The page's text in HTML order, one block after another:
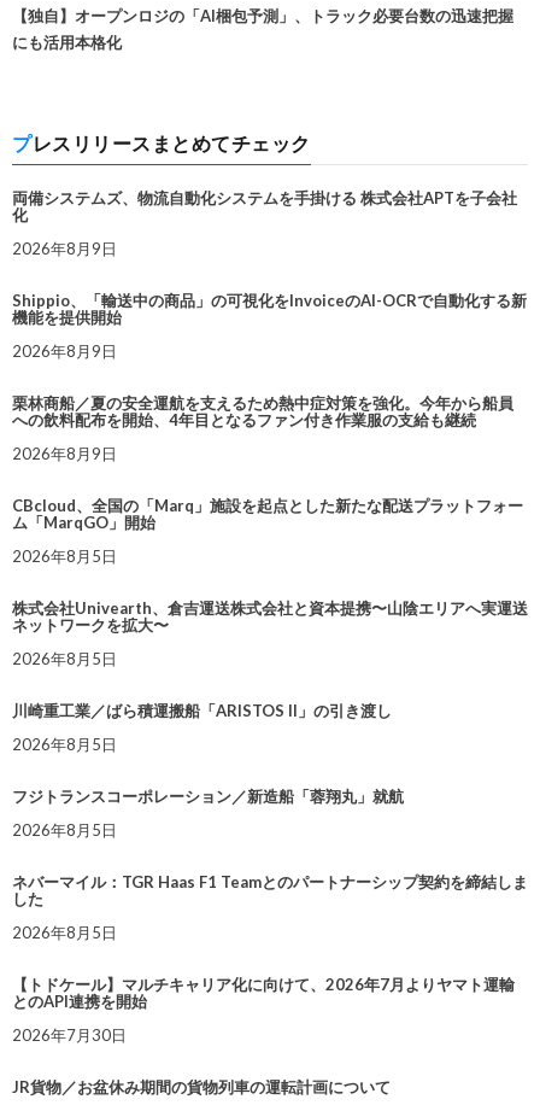
【独自】オープンロジの「AI梱包予測」、トラック必要台数の迅速把握
にも活用本格化
プレスリリースまとめてチェック
両備システムズ、物流自動化システムを手掛ける 株式会社APTを子会社
化
2026年8月9日
Shippio、「輸送中の商品」の可視化をInvoiceのAI-OCRで自動化する新
機能を提供開始
2026年8月9日
栗林商船／夏の安全運航を支えるため熱中症対策を強化。今年から船員
への飲料配布を開始、4年目となるファン付き作業服の支給も継続
2026年8月9日
CBcloud、全国の「Marq」施設を起点とした新たな配送プラットフォー
ム「MarqGO」開始
2026年8月5日
株式会社Univearth、倉吉運送株式会社と資本提携〜山陰エリアへ実運送
ネットワークを拡大〜
2026年8月5日
川崎重工業／ばら積運搬船「ARISTOS II」の引き渡し
2026年8月5日
フジトランスコーポレーション／新造船「蓉翔丸」就航
2026年8月5日
ネバーマイル：TGR Haas F1 Teamとのパートナーシップ契約を締結しま
した
2026年8月5日
【トドケール】マルチキャリア化に向けて、2026年7月よりヤマト運輸
とのAPI連携を開始
2026年7月30日
JR貨物／お盆休み期間の貨物列車の運転計画について